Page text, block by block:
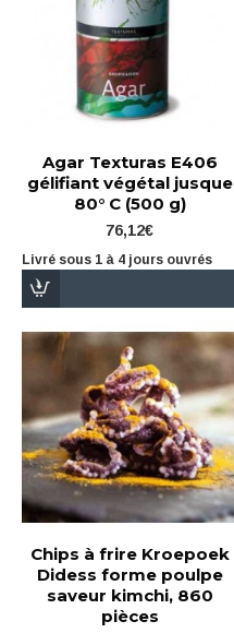
Agar Texturas E406
gélifiant végétal jusque
80° C (500 g)
76,12€
Livré sous 1 à 4 jours ouvrés
Chips à frire Kroepoek
Didess forme poulpe
saveur kimchi, 860
pièces